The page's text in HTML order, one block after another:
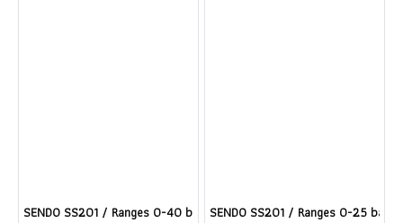
SENDO SS201 / Ranges 0-40 bar เซนเซอร์วัดความดัน Pressure
SENDO SS201 / Ranges 0-25 bar